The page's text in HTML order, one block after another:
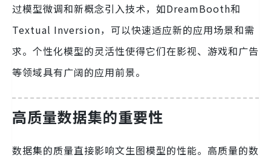
过模型微调和新概念引入技术，如DreamBooth和
Textual Inversion，可以快速适应新的应用场景和需
求。个性化模型的灵活性使得它们在影视、游戏和广告
等领域具有广阔的应用前景。
高质量数据集的重要性
数据集的质量直接影响文生图模型的性能。高质量的数